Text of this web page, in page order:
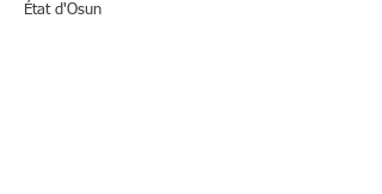
État d'Osun